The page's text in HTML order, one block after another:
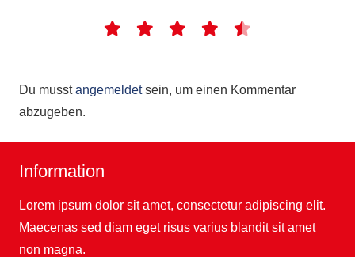
Du musstangemeldetsein, um einen Kommentar
abzugeben.
Information
Lorem ipsum dolor sit amet, consectetur adipiscing elit.
Maecenas sed diam eget risus varius blandit sit amet
non magna.